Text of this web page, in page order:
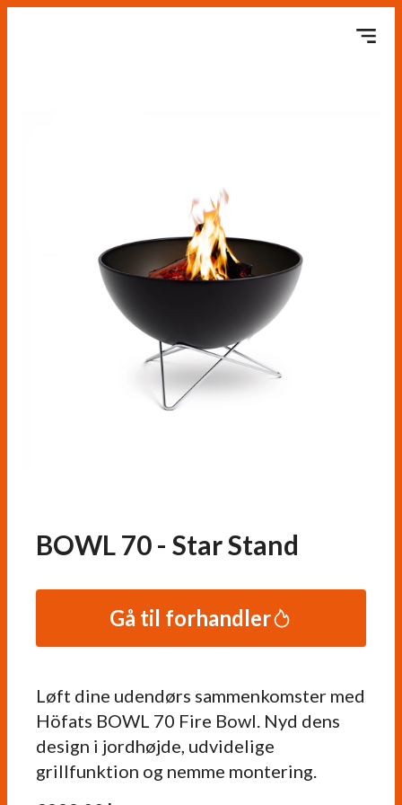
BOWL 70 - Star Stand
Løft dine udendørs sammenkomster med
Höfats BOWL 70 Fire Bowl. Nyd dens
design i jordhøjde, udvidelige
grillfunktion og nemme montering.
Gå til forhandler